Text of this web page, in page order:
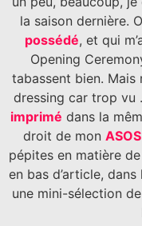
la saison dernière.
possédé, et qui
Opening
tabassent bien.
dressing car trop vu
imprimé dans la
droit de mon ASOS
pépites en matière
en bas d’article,
une mini-sélection